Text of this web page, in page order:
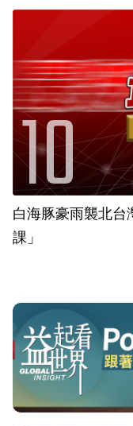
白海豚豪雨襲北台
課」